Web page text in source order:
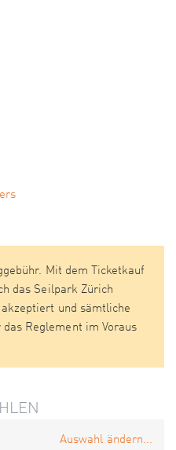
Mit dem Ticketkauf
das Seilpark Zürich
und sämtliche
das Reglement im Voraus
Auswahl ändern...